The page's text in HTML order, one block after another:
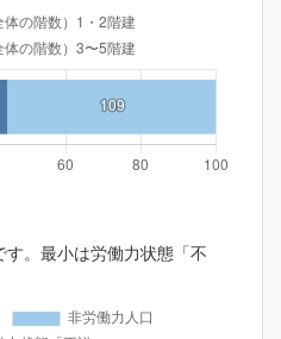
。最小は労働力状態「不